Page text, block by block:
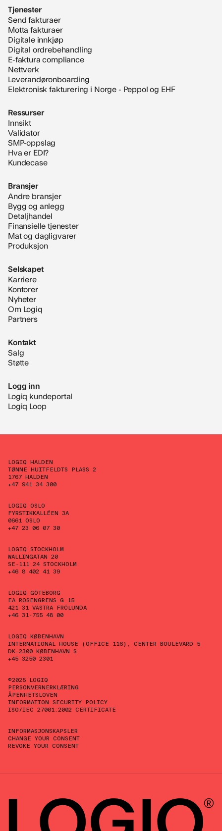
Tjenester
Send fakturaer
Motta fakturaer
Digitale innkjøp
Digital ordrebehandling
E-faktura compliance
Nettverk
Leverandøronboarding
Elektronisk fakturering i Norge - Peppol og EHF
Ressurser
Innsikt
Validator
SMP-oppslag
Hva er EDI?
Kundecase
Bransjer
Andre bransjer
Bygg og anlegg
Detaljhandel
Finansielle tjenester
Mat og dagligvarer
Produksjon
Selskapet
Karriere
Kontorer
Nyheter
Om Logiq
Partners
Kontakt
Salg
Støtte
Logg inn
Logiq kundeportal
Logiq Loop
LOGIQ HALDEN
TØNNE HUITFELDTS PLASS 2
1767 HALDEN
+47 941 34 300
LOGIQ OSLO
FYRSTIKKALLÉEN 3A
0661 OSLO
+47 23 06 07 30
LOGIQ STOCKHOLM
WALLINGATAN 20
SE-111 24 STOCKHOLM
+46 8 402 41 39
LOGIQ GÖTEBORG
EA ROSENGRENS G 15
421 31 VÄSTRA FRÖLUNDA
+46 31-755 48 00
LOGIQ KØBENHAVN
INTERNATIONAL HOUSE (OFFICE 116), CENTER BOULEVARD 5
DK-2300 KØBENHAVN S
+45 3250 2301
©2025 LOGIQ
PERSONVERNERKLÆRING
ÅPENHETSLOVEN
INFORMATION SECURITY POLICY
ISO/IEC 27001:2002 CERTIFICATE
INFORMASJONSKAPSLER
CHANGE YOUR CONSENT
REVOKE YOUR CONSENT